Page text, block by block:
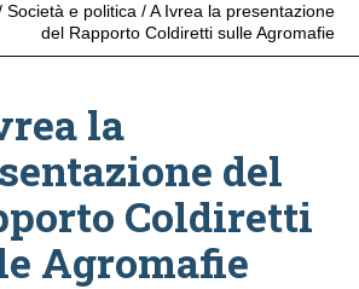
Società e politica /A Ivrea la presentazione
del Rapporto Coldiretti sulle Agromafie
la
del
Coldiretti
Agromafie